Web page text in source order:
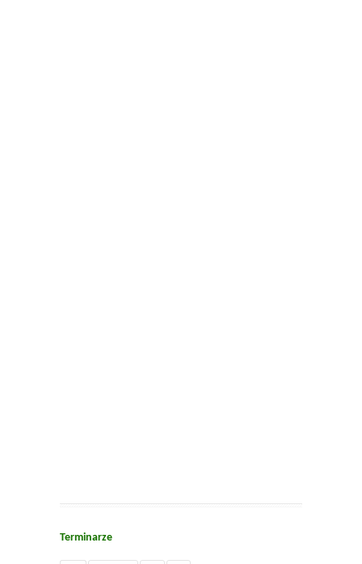
Terminarze